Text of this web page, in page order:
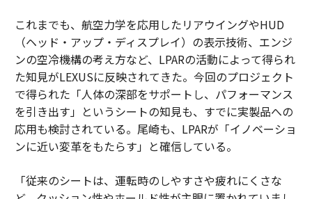
これまでも、航空力学を応用したリアウイングやHUD
（ヘッド・アップ・ディスプレイ）の表示技術、エンジ
ンの空冷機構の考え方など、LPARの活動によって得られ
た知見がLEXUSに反映されてきた。今回のプロジェクト
で得られた「人体の深部をサポートし、パフォーマンス
を引き出す」というシートの知見も、すでに実製品への
応用も検討されている。尾崎も、LPARが「イノベーショ
ンに近い変革をもたらす」と確信している。
「従来のシートは、運転時のしやすさや疲れにくさな